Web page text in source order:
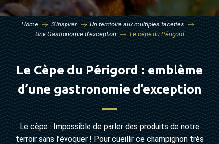
Home S’inspirer
Un territoire aux multiples facettes
Une Gastronomie d’exception
Le cèpe du Périgord
Le Cèpe du Périgord : emblème
d’une gastronomie d’exception
Le cèpe : Impossible de parler des produits de notre
terroir sans l’évoquer ! Pour cueillir ce champignon très